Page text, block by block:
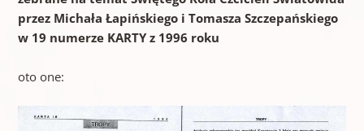
przez Michała Łapińskiego i Tomasza Szczepańskiego
w 19 numerze KARTY z 1996 roku
oto one: